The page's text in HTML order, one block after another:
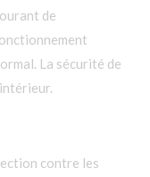
de
La sécurité de
contre les